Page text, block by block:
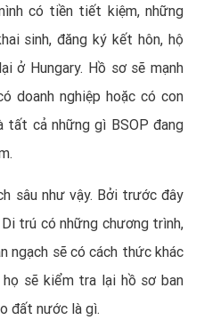
có tiền tiết kiệm, những
sinh, đăng ký kết hôn, hộ
ở Hungary. Hồ sơ sẽ mạnh
doanh nghiệp hoặc có con
tất cả những gì BSOP đang
sâu như vậy. Bởi trước đây
trú có những chương trình,
ngạch sẽ có cách thức khác
sẽ kiểm tra lại hồ sơ ban
đất nước là gì.